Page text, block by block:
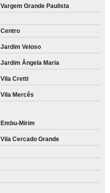
Vargem Grande Paulista
Centro
Jardim Veloso
Jardim Ângela Maria
Vila Cretti
Vila Mercês
Embu-Mirim
Vila Cercado Grande